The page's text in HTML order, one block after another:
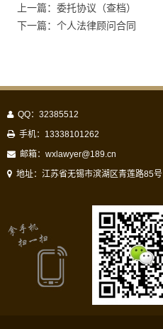
上一篇：委托协议（查档）
下一篇：个人法律顾问合同
QQ：32385512
手机：13338101262
邮箱： wxlawyer@189.cn
地址：江苏省无锡市滨湖区青莲路85号